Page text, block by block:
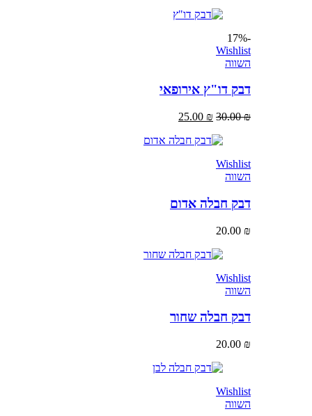
Wishlist
דבק דו"ץ אירופאי
30.00
25.00₪
Wishlist
דבק חבלה אדום
20.00
Wishlist
דבק חבלה שחור
20.00
Wishlist